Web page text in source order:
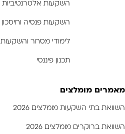
השקעות אלטרנטיביות
השקעות פנסיה וחיסכון
לימודי מסחר והשקעות
תכנון פיננסי
מאמרים מומלצים
השוואת בתי השקעות מומלצים 2026
השוואת ברוקרים מומלצים 2026